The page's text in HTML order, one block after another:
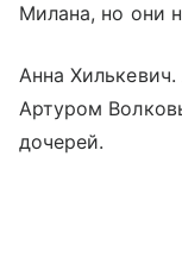
Милана, но они
Анна
Артуром
дочерей.